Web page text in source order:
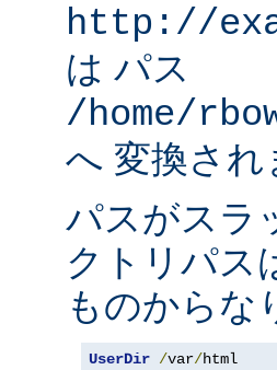
http://
は パス
/home/
へ 変換され
パスがスラ
クトリパス
ものからな
UserDir /var/html